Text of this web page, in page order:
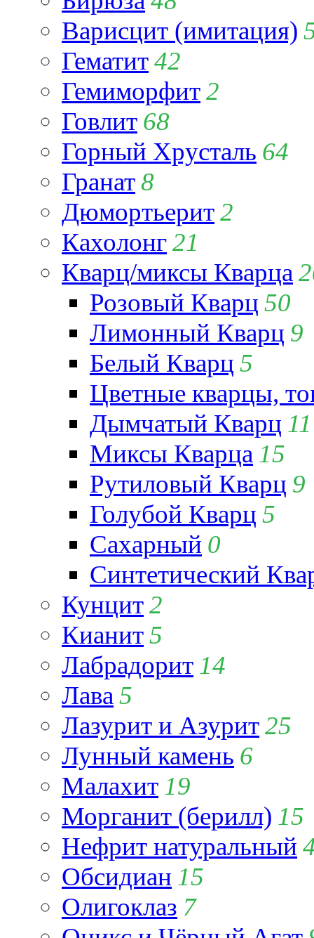
Варисцит (имитация)
Гематит42
Гемиморфит2
Говлит 68
Горный Хрусталь 64
Гранат8
Дюмортьерит2
Кахолонг21
Кварц/миксы Кварца
Розовый Кварц 50
Лимонный Кварц 9
Белый Кварц 5
Цветные кварцы,
Дымчатый Кварц 11
Миксы Кварца 15
Рутиловый Кварц 9
Голубой Кварц 5
Сахарный 0
Синтетический
Кунцит2
Кианит5
Лабрадорит 14
Лава 5
Лазурит и Азурит25
Лунный камень 6
Малахит 19
Морганит (берилл) 15
Нефрит натуральный
Обсидиан 15
Олигоклаз 7